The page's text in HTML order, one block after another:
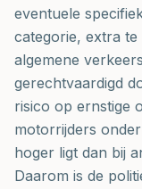
eventuele
categorie, extra
algemene
gerechtvaardigd
risico op ernstige
motorrijders
hoger ligt dan bij
Daarom is de